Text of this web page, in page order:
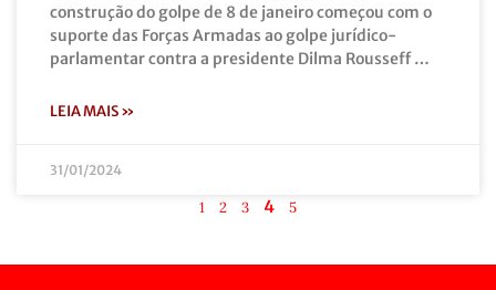
construção do golpe de 8 de janeiro começou com o
suporte das Forças Armadas ao golpe jurídico-
parlamentar contra a presidente Dilma Rousseff …
LEIA MAIS »
31/01/2024
1 2 3 4 5